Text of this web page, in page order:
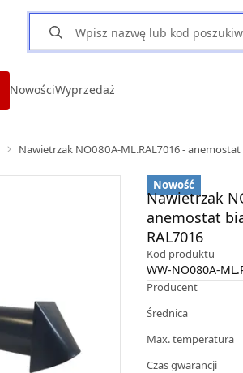
NowościWyprzedaż
Nawietrzak NO080A-ML.RAL7016 -
Nowość
Nawietrzak
anemostat
RAL7016
Kod produktu
WW-NO080A-
Producent
Średnica
Max. temperatura
Czas gwarancji